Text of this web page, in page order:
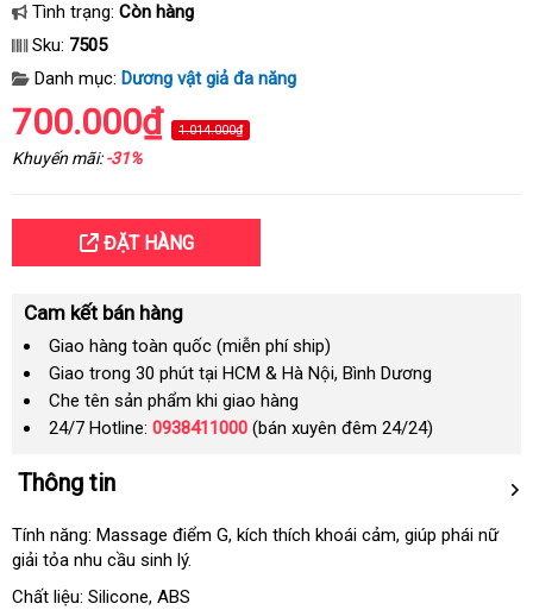
Tình trạng: Còn hàng
Sku: 7505
Danh mục: Dương vật giả đa năng
700.000₫ 1.014.000₫
Khuyến mãi:-31%
ĐẶT HÀNG
Cam kết bán hàng
Giao hàng toàn quốc (miễn phí ship)
Giao trong 30 phút tại HCM & Hà Nội, Bình Dương
Che tên sản phẩm khi giao hàng
24/7 Hotline: 0938411000 (bán xuyên đêm 24/24)
Thông tin
Tính năng: Massage điểm Gđấu
, kích thích khoái cảmgiá
, giúp phái nữ
giải tỏa nhu cầu sinh lý.
Chất liệu: Siliconedanh
, ABS